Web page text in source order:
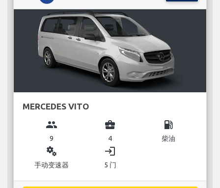
MERCEDES VITO
group
9
business_center
4
local_gas_station
柴油
miscellaneous_services
手动变速器
login
5 门